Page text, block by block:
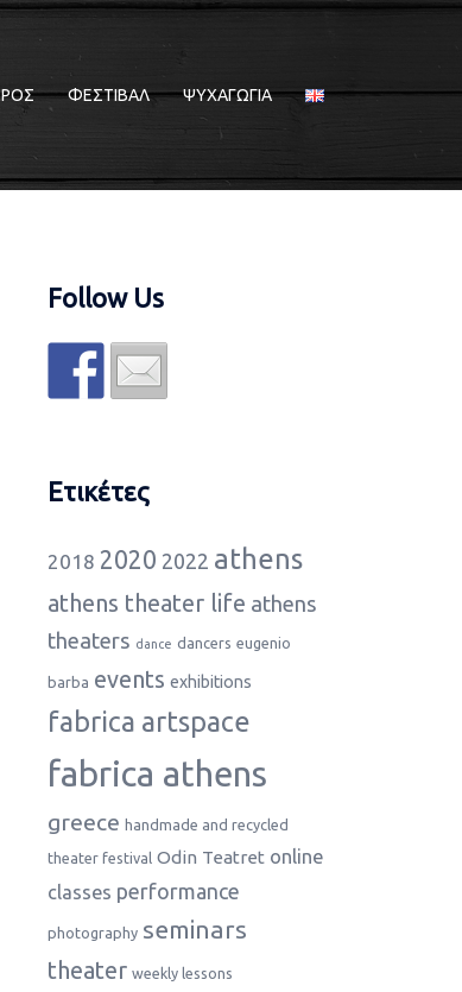
ΦΕΣΤΙΒΑΛ ΨΥΧΑΓΩΓΙΑ
Follow Us
Ετικέτες
2018 2020 2022 athens
athens theater life athens
theaters dance dancers eugenio
barba events exhibitions
fabrica artspace
fabrica athens
greece handmade and recycled
theater festival Odin Teatret online
classes performance
photography seminars
theater weekly lessons